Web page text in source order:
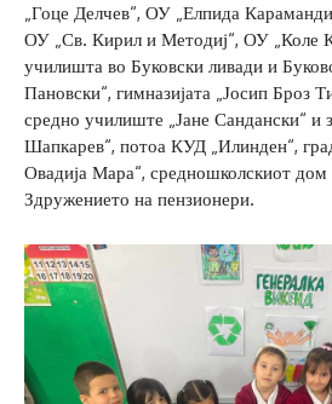
„Гоце Делчев“, ОУ „Елпида
ОУ „Св. Кирил и Методиј“, ОУ „Коле
училишта во Буковски ливади и
Пановски“, гимназијата „Јосип Броз
средно училиште „Јане Сандански“ и
Шапкарев“, потоа КУД „Илинден“,
Овадија Мара“, средношколскиот
Здружението на пензионери.